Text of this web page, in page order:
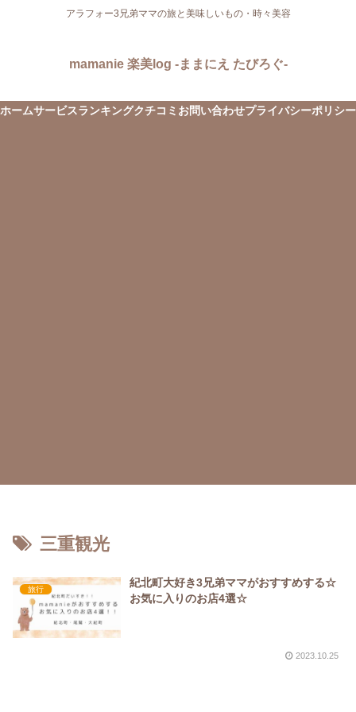
アラフォー3兄弟ママの旅と美味しいもの・時々美容
mamanie 楽美log -ままにえ たびろぐ-
ホームサービスランキングクチコミ お問い合わせプライバシーポリシー
三重観光
旅行
紀北町大好き3兄弟ママがおすすめする☆
お気に入りのお店4選☆
2023.10.25